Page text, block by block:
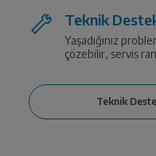
Teknik
Yaşadığınız
çözebilir, servis